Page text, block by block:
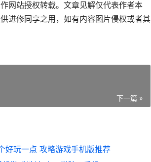
网站授权转载。文章见解仅代表作者本
进修同享之用，如有内容图片侵权或者其
下一篇 »
好玩一点 攻略游戏手机版推荐